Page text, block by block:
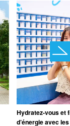
Hydratez-vous et
d’énergie avec